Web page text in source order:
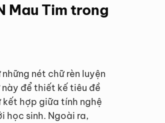
Mau Tim trong
nét chữ rèn luyện
để thiết kế tiêu đề
hợp giữa tính nghệ
học sinh. Ngoài ra,